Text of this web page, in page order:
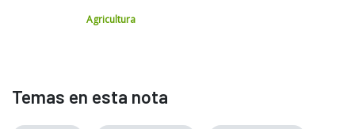
Agricultura
Temas en esta nota